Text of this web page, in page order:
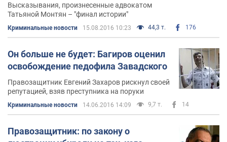
Высказывания, произнесенные адвокатом
Татьяной Монтян – "финал истории"
Криминальные новости 15.08.2016 10:23 44,3 т. 176
Он больше не будет: Багиров оценил
освобождение педофила Завадского
Правозащитник Евгений Захаров рискнул своей
репутацией, взяв преступника на поруки
Криминальные новости 14.06.2016 14:09 9,7 т. 14
Правозащитник: по закону о